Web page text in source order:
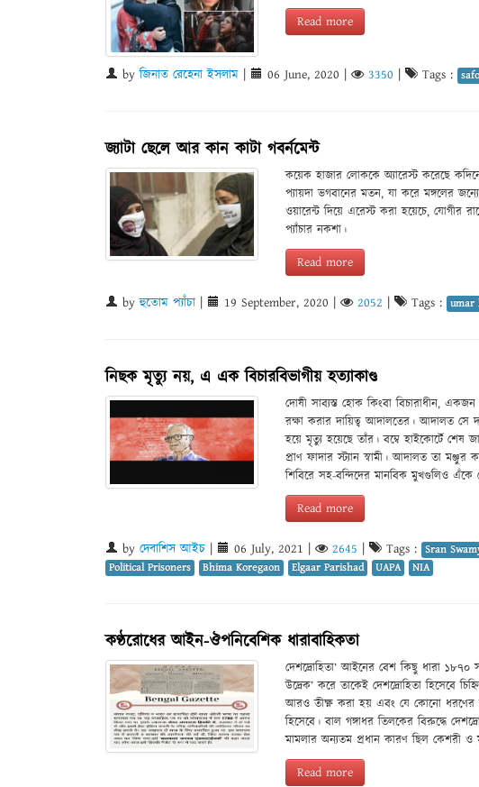
Read more
byজিনাত রেহেনা ইসলাম | 06 June, 2020 | 3350 | Tags :
জ্যাটা ছেলে আর কান কাটা গবর্নমেন্ট
কয়েক হাজার লোককে অ্যারেস্ট করেছে
প্যায়দা ভগবানের মতন, যা করে মঙ্গলের
ওয়ারেন্ট দিয়ে এরেস্ট করা হয়েচে, যোগীর
প্যাঁচার নকশা।
Read more
byহুতোম প্যাঁচা | 19 September, 2020 | 2052 | Tags : umar
নিছক মৃত্যু নয়, এ এক বিচারবিভাগীয় হত্যাকাণ্ড
দোষী সাব্যস্ত হোক কিংবা বিচারাধীন,
রক্ষা করার দায়িত্ব আদালতের। আদালত সে
হয়ে মৃত্যু হয়েছে তাঁর। বম্বে হাইকোর্টে শেষ
প্রাণ ফাদার স্ট্যান স্বামী। আদালত তা মঞ্জুর
শিবিরে সহ-বন্দিদের মানবিক মুখগুলিও এঁকে
Read more
by দেবাশিস আইচ | 06 July, 2021 | 2645 | Tags : Sran
Political Prisoners
Bhima Koregaon Elgaar Parishad UAPA NIA
কণ্ঠরোধের আইন-ঔপনিবেশিক ধারাবাহিকতা
দেশদ্রোহিতা’ আইনের বেশ কিছু ধারা ১৮৭০
উদ্রেক’ করে তাকেই দেশদ্রোহিতা হিসেবে
আরও তীক্ষ্ণ করা হয় এবং যে কোনো ধরণের
হিসেবে। বাল গঙ্গাধর তিলকের বিরুদ্ধে
মামলার অন্যতম প্রধান কারণ ছিল কেশরী ও
Read more